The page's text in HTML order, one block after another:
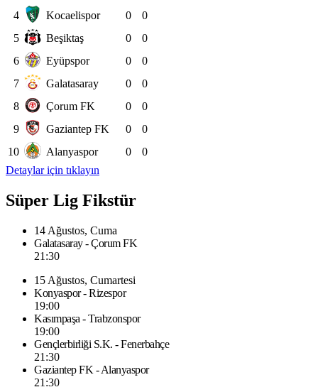
4
Kocaelispor 0
0
5
Beşiktaş 0
0
6
Eyüpspor 0
0
7
Galatasaray 0
0
8
Çorum FK 0
0
9
Gaziantep FK 0
0
10
Alanyaspor 0
0
Detaylar için tıklayın
Süper Lig Fikstür
14 Ağustos, Cuma
Galatasaray - Çorum FK
21:30
15 Ağustos, Cumartesi
Konyaspor - Rizespor
19:00
Kasımpaşa - Trabzonspor
19:00
Gençlerbirliği S.K. - Fenerbahçe
21:30
Gaziantep FK - Alanyaspor
21:30